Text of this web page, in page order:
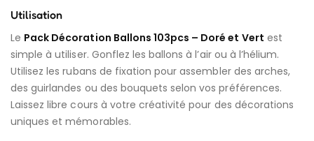
Utilisation
Le Pack Décoration Ballons 103pcs – Doré et Vert est
simple à utiliser. Gonflez les ballons à l’air ou à l’hélium.
Utilisez les rubans de fixation pour assembler des arches,
des guirlandes ou des bouquets selon vos préférences.
Laissez libre cours à votre créativité pour des décorations
uniques et mémorables.